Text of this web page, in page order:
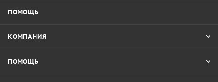
ПОМОЩЬ
КОМПАНИЯ
ПОМОЩЬ